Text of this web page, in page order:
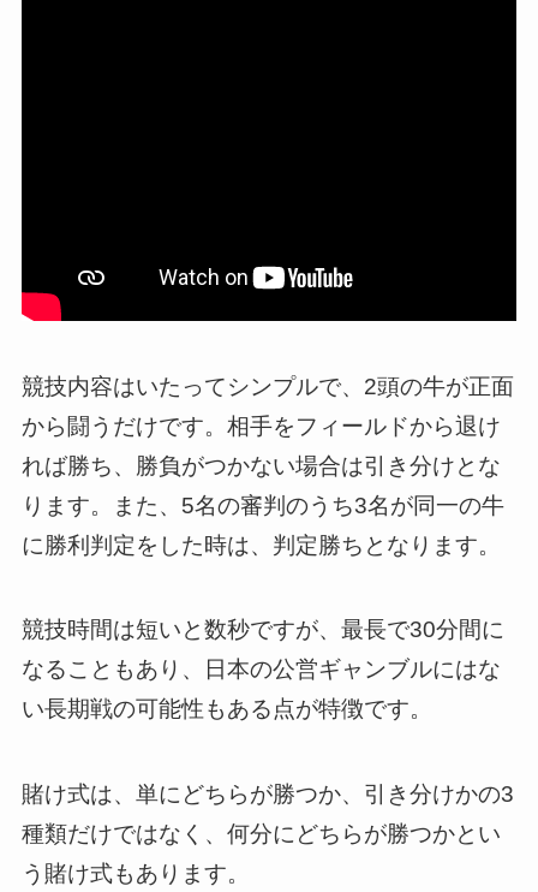
競技内容はいたってシンプルで、2頭の牛が正面
から闘うだけです。相手をフィールドから退け
れば勝ち、勝負がつかない場合は引き分けとな
ります。また、5名の審判のうち3名が同一の牛
に勝利判定をした時は、判定勝ちとなります。
競技時間は短いと数秒ですが、最長で30分間に
なることもあり、日本の公営ギャンブルにはな
い長期戦の可能性もある点が特徴です。
賭け式は、単にどちらが勝つか、引き分けかの3
種類だけではなく、何分にどちらが勝つかとい
う賭け式もあります。